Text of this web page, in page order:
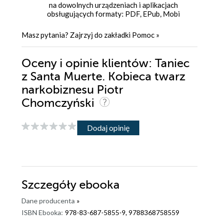
na dowolnych urządzeniach i aplikacjach
obsługujących formaty: PDF, EPub, Mobi
Masz pytania? Zajrzyj do zakładki Pomoc »
Oceny i opinie klientów: Taniec
z Santa Muerte. Kobieca twarz
narkobiznesu Piotr
Chomczyński
Dodaj opinię
Szczegóły ebooka
Dane producenta »
ISBN Ebooka: 978-83-687-5855-9, 9788368758559